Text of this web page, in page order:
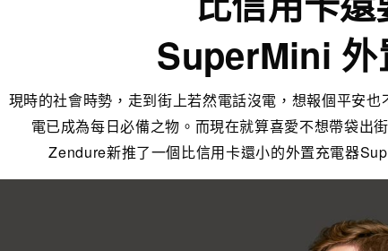
SuperMini 外
現時的社會時勢，走到街上若然電話沒電，想報個平安
電已成為每日必備之物。而現在就算喜愛不想帶袋出
Zendure新推了一個比信用卡還小的外置充電器